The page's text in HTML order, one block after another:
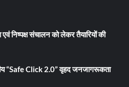
निष्पक्ष संचालन को लेकर तैयारियों की
“Safe Click 2.0” वृहद जनजागरूकता